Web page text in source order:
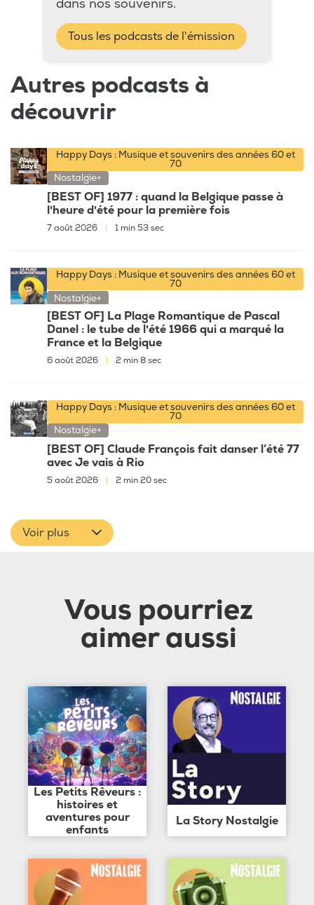
dans nos souvenirs.
Tous les podcasts de l'émission
Autres podcasts à
découvrir
Happy Days : Musique et souvenirs des années 60 et
70
Nostalgie+
[BEST OF] 1977 : quand la Belgique passe à
l'heure d'été pour la première fois
7 août 2026 1 min 53 sec
Happy Days : Musique et souvenirs des années 60 et
70
Nostalgie+
[BEST OF] La Plage Romantique de Pascal
Danel : le tube de l'été 1966 qui a marqué la
France et la Belgique
6 août 2026 2 min 8 sec
Happy Days : Musique et souvenirs des années 60 et
70
Nostalgie+
[BEST OF] Claude François fait danser l’été 77
avec Je vais à Rio
5 août 2026 2 min 20 sec
Voir plus
Vous pourriez
aimer aussi
Les Petits Rêveurs :
histoires et
aventures pour
enfants
La Story Nostalgie